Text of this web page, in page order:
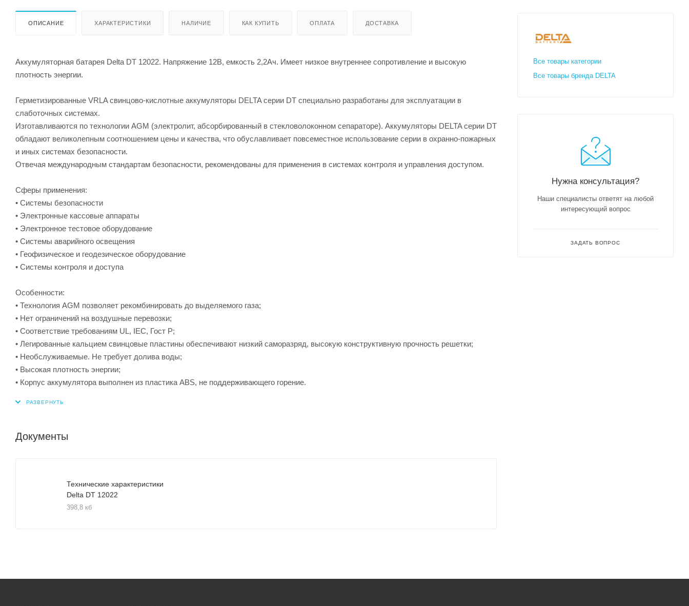
ОПИСАНИЕ ХАРАКТЕРИСТИКИ НАЛИЧИЕ КАК КУПИТЬ ОПЛАТА ДОСТАВКА
Аккумуляторная батарея Delta DT 12022. Напряжение 12В, емкость 2,2Ач. Имеет низкое внутреннее сопротивление и высокую
плотность энергии.
Герметизированные VRLA свинцово-кислотные аккумуляторы DELTA серии DT специально разработаны для эксплуатации в
слаботочных системах.
Изготавливаются по технологии AGM (электролит, абсорбированный в стекловолоконном сепараторе). Аккумуляторы DELTA серии DT
обладают великолепным соотношением цены и качества, что обуславливает повсеместное использование серии в охранно-пожарных
и иных системах безопасности.
Отвечая международным стандартам безопасности, рекомендованы для применения в системах контроля и управления доступом.
Cферы применения:
• Системы безопасности
• Электронные кассовые аппараты
• Электронное тестовое оборудование
• Системы аварийного освещения
• Геофизическое и геодезическое оборудование
• Системы контроля и доступа
Особенности:
• Технология AGM позволяет рекомбинировать до выделяемого газа;
• Нет ограничений на воздушные перевозки;
• Соответствие требованиям UL, IEC, Гост Р;
• Легированные кальцием свинцовые пластины обеспечивают низкий саморазряд, высокую конструктивную прочность решетки;
• Необслуживаемые. Не требует долива воды;
• Высокая плотность энергии;
• Корпус аккумулятора выполнен из пластика ABS, не поддерживающего горение.
Документы
Технические характеристики
Delta DT 12022
398,8 кб
Все товары категории
Все товары бренда DELTA
Нужна консультация?
Наши специалисты ответят на любой
интересующий вопрос
ЗАДАТЬ ВОПРОС